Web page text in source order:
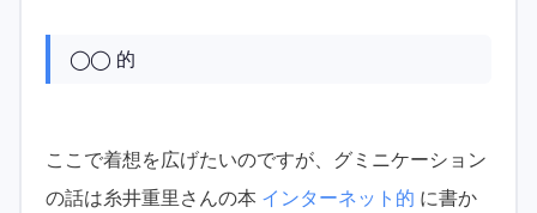
◯◯ 的
ここで着想を広げたいのですが、グミニケーション
の話は糸井重里さんの本 インターネット的 に書か